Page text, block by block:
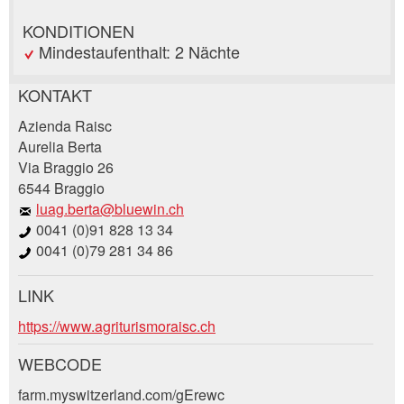
KONDITIONEN
Mindestaufenthalt: 2 Nächte
Anzeige beanstanden
Ihr Feedback wird sehr geschätzt!
Allgemeines Feedback
Anzeige nicht mehr gültig
Anzeige unvollständig
Anzeige weiterempfehlen
Empfehlen Sie diese Anzeige an Freunde weiter.
KONTAKT
Azienda Raisc
Aurelia Berta
Via Braggio 26
6544 Braggio
luag.berta@bluewin.ch
0041 (0)91 828 13 34
0041 (0)79 281 34 86
Buchungsanfrage
Verfassen Sie eine Nachricht für die
Kontaktpersonen dieser Anzeige.
LINK
https://www.agriturismoraisc.ch
WEBCODE
farm.myswitzerland.com/gErewc